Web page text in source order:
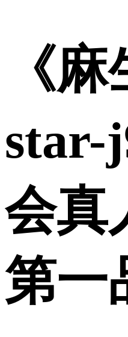
《
star-
会真
第一